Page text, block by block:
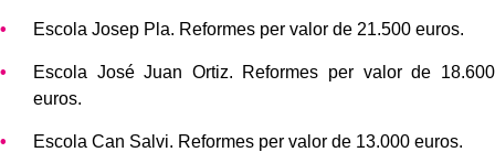
Escola Josep Pla. Reformes per valor de 21.500 euros.
Escola José Juan Ortiz. Reformes per valor de 18.600
euros.
Escola Can Salvi. Reformes per valor de 13.000 euros.